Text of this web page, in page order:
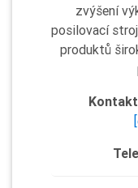
zvýšení
posilovací
produktů